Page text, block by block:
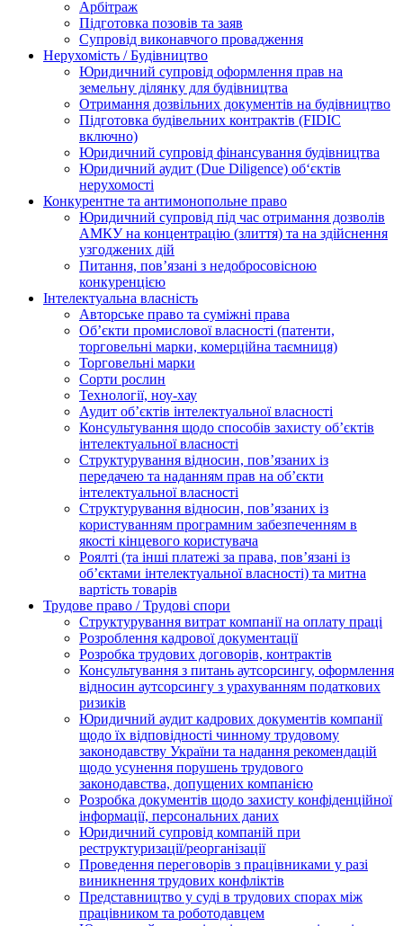
Арбітраж
Підготовка позовів та заяв
Супровід виконавчого провадження
Нерухомість / Будівництво
Юридичний супровід оформлення прав на
земельну ділянку для будівництва
Отримання дозвільних документів на будівництво
Підготовка будівельних контрактів (FIDIC
включно)
Юридичний супровід фінансування будівництва
Юридичний аудит (Due Diligence) об‘єктів
нерухомості
Конкурентне та антимонопольне право
Юридичний супровід під час отримання дозволів
АМКУ на концентрацію (злиття) та на здійснення
узгоджених дій
Питання, пов’язані з недобросовісною
конкуренцією
Інтелектуальна власність
Авторське право та суміжні права
Oб’єкти промислової власності (патенти,
торговельні марки, комерційна таємниця)
Торговельні марки
Сорти рослин
Технології, ноу-хау
Аудит об’єктів інтелектуальної власності
Консультування щодо способів захисту об’єктів
інтелектуальної власності
Структурування відносин, пов’язаних із
передачею та наданням прав на об’єкти
інтелектуальної власності
Структурування відносин, пов’язаних із
користуванням програмним забезпеченням в
якості кінцевого користувача
Роялті (та інші платежі за права, пов’язані із
об’єктами інтелектуальної власності) та митна
вартість товарів
Трудове право / Трудові спори
Cтруктурування витрат компанії на оплату праці
Розроблення кадрової документації
Розробка трудових договорів, контрактів
Консультування з питань аутсорсингу, оформлення
відносин аутсорсингу з урахуванням податкових
ризиків
Юридичний аудит кадрових документів компанії
щодо їх відповідності чинному трудовому
законодавству України та надання рекомендацій
щодо усунення порушень трудового
законодавства, допущених компанією
Розробка документів щодо захисту конфіденційної
інформації, персональних даних
Юридичний супровід компаній при
реструктуризації/реорганізації
Проведення переговорів з працівниками у разі
виникнення трудових конфліктів
Представництво у суді в трудових спорах між
працівником та роботодавцем